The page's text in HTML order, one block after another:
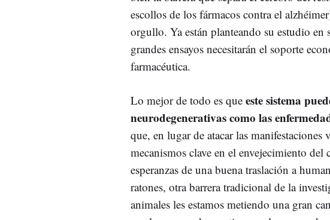
escollos de los fármacos contra el
orgullo. Ya están planteando su estudio en
grandes ensayos necesitarán el soporte
farmacéutica.
Lo mejor de todo es que este sistema
neurodegenerativascomo las
que, en lugar de atacarlas manifestaciones
mecanismos clave en el envejecimiento
esperanzas de una buena traslación a
ratones, otra barrera tradicional de la
animales les estamos metiendo una gran